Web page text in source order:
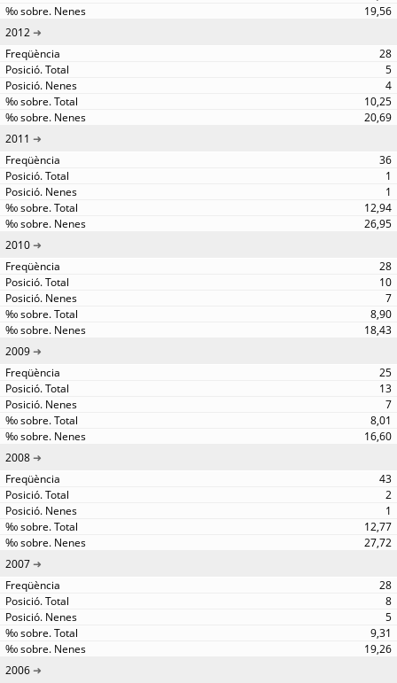
19,56
2012
28
5
4
10,25
20,69
2011
36
1
1
12,94
26,95
2010
28
10
7
8,90
18,43
2009
25
13
7
8,01
16,60
2008
43
2
1
12,77
27,72
2007
28
8
5
9,31
19,26
2006